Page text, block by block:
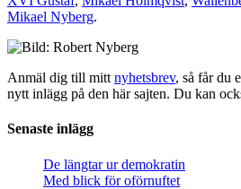
Mikael Nyberg.
Anmäl dig till mitt nyhetsbrev, så får du
nytt inlägg på den här sajten. Du kan
Senaste inlägg
De längtar ur demokratin
Med blick för oförnuftet